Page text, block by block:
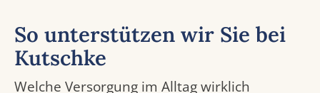
So unterstützen wir Sie bei
Kutschke
Welche Versorgung im Alltag wirklich